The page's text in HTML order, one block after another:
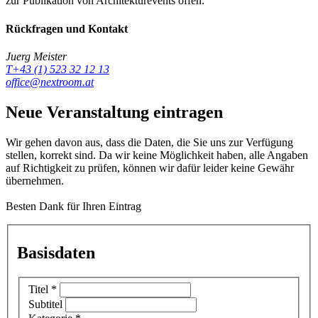
Rückfragen und Kontakt
Juerg Meister
T+43 (1) 523 32 12 13
office@nextroom.at
Neue Veranstaltung eintragen
Wir gehen davon aus, dass die Daten, die Sie uns zur Verfügung
stellen, korrekt sind. Da wir keine Möglichkeit haben, alle Angaben
auf Richtigkeit zu prüfen, können wir dafür leider keine Gewähr
übernehmen.
Besten Dank für Ihren Eintrag
Basisdaten
Titel *
Subtitel